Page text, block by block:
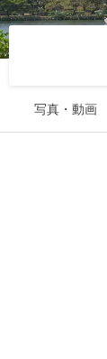
写真・動画